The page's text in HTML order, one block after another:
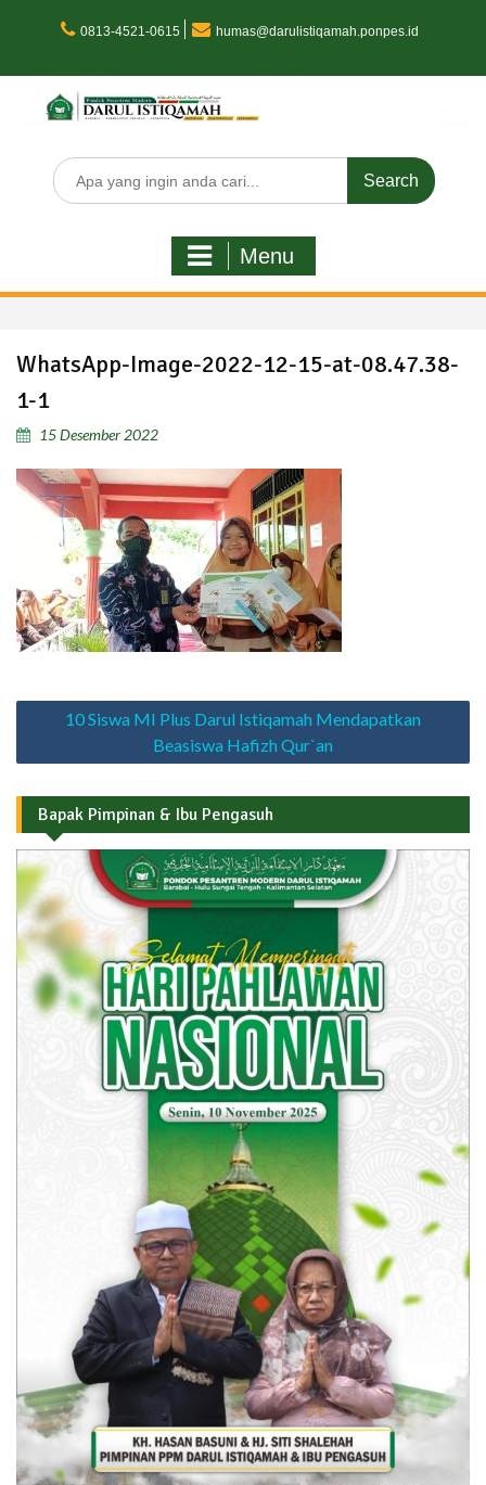
0813-4521-0615 humas@darulistiqamah.ponpes.id
Search
for:
Menu
WhatsApp-Image-2022-12-15-at-08.47.38-
1-1
15 Desember 2022
Navigasi
10 Siswa MI Plus Darul Istiqamah Mendapatkan
Beasiswa Hafizh Qur`an
Bapak Pimpinan & Ibu Pengasuh